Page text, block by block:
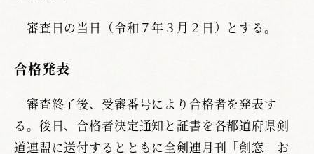
審査日の当日（令和７年３月２日）とする。
合格発表
審査終了後、受審番号により合格者を発表す
る。後日、合格者決定通知と証書を各都道府県剣
道連盟に送付するとともに全剣連月刊「剣窓」お